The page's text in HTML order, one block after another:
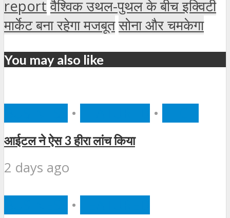
report वैश्विक उथल-पुथल के बीच इक्विटी
मार्केट बना रहेगा मजबूतसोना और चमकेगा
You may also like
• •
आईटल ने ऐस 3 हीरा लांच किया
2 days ago
•